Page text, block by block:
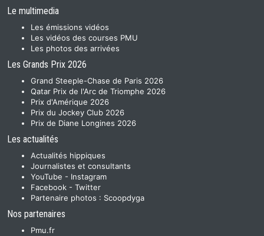
Le multimedia
Les émissions vidéos
Les vidéos des courses PMU
Les photos des arrivées
Les Grands Prix 2026
Grand Steeple-Chase de Paris 2026
Qatar Prix de l'Arc de Triomphe 2026
Prix d'Amérique 2026
Prix du Jockey Club 2026
Prix de Diane Longines 2026
Les actualités
Actualités hippiques
Journalistes et consultants
YouTube - Instagram
Facebook - Twitter
Partenaire photos : Scoopdyga
Nos partenaires
Pmu.fr